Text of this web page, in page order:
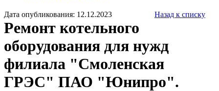
Дата опубликования: 12.12.2023 Назад к списку
Ремонт котельного
оборудования для нужд
филиала "Смоленская
ГРЭС" ПАО "Юнипро".